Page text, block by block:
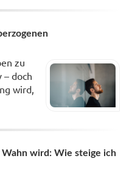
zu
doch
wird,
wird: Wie steige ich